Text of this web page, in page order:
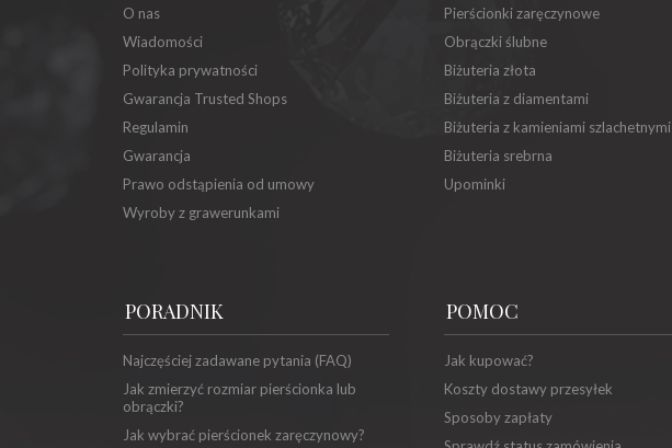
O nas
Wiadomości
Polityka prywatności
Gwarancja Trusted Shops
Regulamin
Gwarancja
Prawo odstąpienia od umowy
Wyroby z grawerunkami
Pierścionki zaręczynowe
Obrączki ślubne
Biżuteria złota
Biżuteria z diamentami
Biżuteria z kamieniami szlachetnymi
Biżuteria srebrna
Upominki
PORADNIK
Najczęściej zadawane pytania (FAQ)
Jak zmierzyć rozmiar pierścionka lub
obrączki?
Jak wybrać pierścionek zaręczynowy?
POMOC
Jak kupować?
Koszty dostawy przesyłek
Sposoby zapłaty